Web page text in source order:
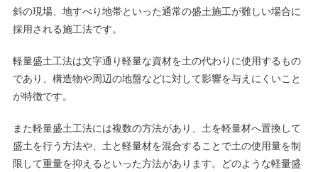
斜の現場、地すべり地帯といった通常の盛土施工が難しい場合に
採用される施工法です。
軽量盛土工法は文字通り軽量な資材を土の代わりに使用するもの
であり、構造物や周辺の地盤などに対して影響を与えにくいこと
が特徴です。
また軽量盛土工法には複数の方法があり、土を軽量材へ置換して
盛土を行う方法や、土と軽量材を混合することで土の使用量を制
限して重量を抑えるといった方法があります。どのような軽量盛